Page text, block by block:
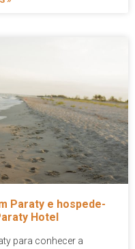
Paraty e hospede-
Hotel
para conhecer a